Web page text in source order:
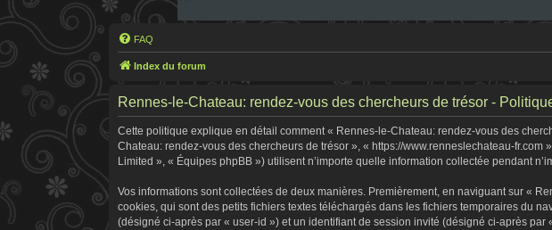
FAQ
Index du forum
Rennes-le-Chateau: rendez-vous des chercheurs de trésor -
Cette politique explique en détail comment « Rennes-le-Chateau: rendez-vous des
Chateau: rendez-vous des chercheurs de trésor », « https://www.renneslechateau-
Limited », « Équipes phpBB ») utilisent n’importe quelle information collectée pendant
Vos informations sont collectées de deux manières. Premièrement, en naviguant sur «
cookies, qui sont des petits fichiers textes téléchargés dans les fichiers temporaires du
(désigné ci-après par « user-id ») et un identifiant de session invité (désigné ci-après